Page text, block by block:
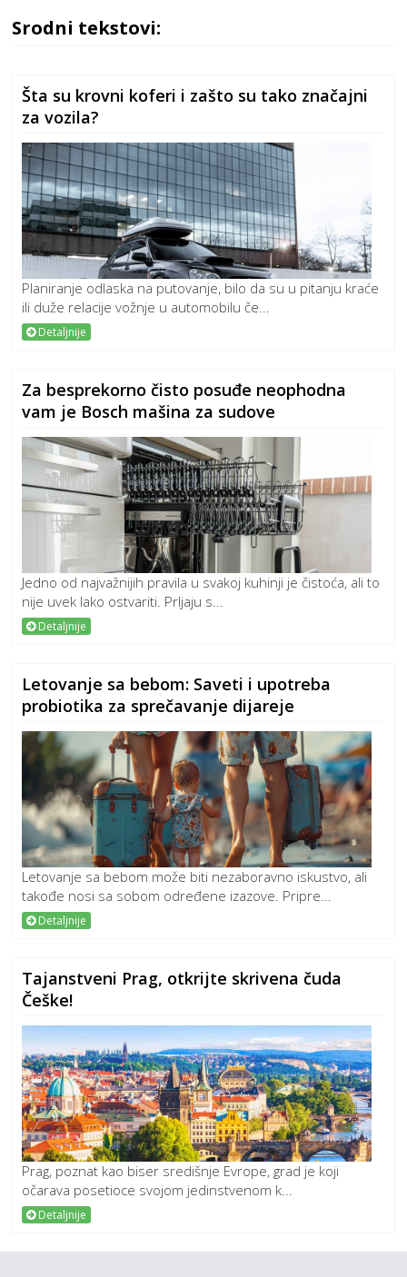
Srodni tekstovi:
Šta su krovni koferi i zašto su tako značajni
za vozila?
Planiranje odlaska na putovanje, bilo da su u pitanju kraće
ili duže relacije vožnje u automobilu če...
Detaljnije
Za besprekorno čisto posuđe neophodna
vam je Bosch mašina za sudove
Jedno od najvažnijih pravila u svakoj kuhinji je čistoća, ali to
nije uvek lako ostvariti. Prljaju s...
Detaljnije
Letovanje sa bebom: Saveti i upotreba
probiotika za sprečavanje dijareje
Letovanje sa bebom može biti nezaboravno iskustvo, ali
takođe nosi sa sobom određene izazove. Pripre...
Detaljnije
Tajanstveni Prag, otkrijte skrivena čuda
Češke!
Prag, poznat kao biser središnje Evrope, grad je koji
očarava posetioce svojom jedinstvenom k...
Detaljnije